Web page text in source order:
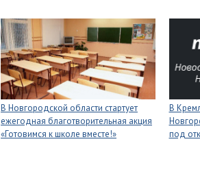
В Новгородской области стартует
ежегодная благотворительная акция
«Готовимся к школе вместе!»
В
под